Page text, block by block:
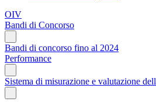
OIV
Bandi di Concorso
Bandi di concorso fino al 2024
Performance
Sistema di misurazione e valutazione